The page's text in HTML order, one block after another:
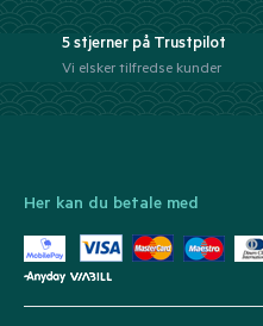
5 stjerner på Trustpilot
Vi elsker tilfredse kunder
Her kan du betale med